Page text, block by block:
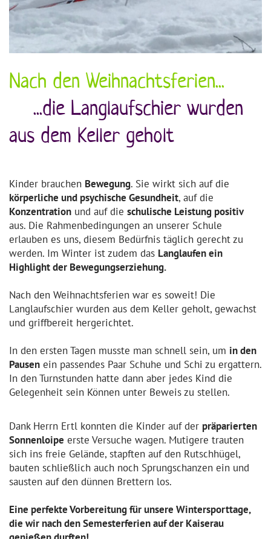
Nach den Weihnachtsferien...
...die Langlaufschier wurden
aus dem Keller geholt
Kinder brauchen Bewegung. Sie wirkt sich auf die
körperliche und psychische Gesundheit, auf die
Konzentration und auf die schulische Leistung positiv
aus. Die Rahmenbedingungen an unserer Schule
erlauben es uns, diesem Bedürfnis täglich gerecht zu
werden. Im Winter ist zudem das Langlaufen ein
Highlight der Bewegungserziehung.
Nach den Weihnachtsferien war es soweit! Die
Langlaufschier wurden aus dem Keller geholt, gewachst
und griffbereit hergerichtet.
In den ersten Tagen musste man schnell sein, um in den
Pausen ein passendes Paar Schuhe und Schi zu ergattern.
In den Turnstunden hatte dann aber jedes Kind die
Gelegenheit sein Können unter Beweis zu stellen.
Dank Herrn Ertl konnten die Kinder auf der präparierten
Sonnenloipe erste Versuche wagen. Mutigere trauten
sich ins freie Gelände, stapften auf den Rutschhügel,
bauten schließlich auch noch Sprungschanzen ein und
sausten auf den dünnen Brettern los.
Eine perfekte Vorbereitung für unsere Wintersporttage,
die wir nach den Semesterferien auf der Kaiserau